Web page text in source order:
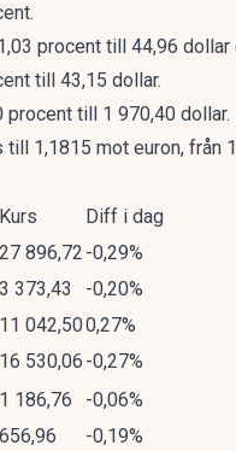
procent till 44,96 dollar
till 43,15 dollar.
till 1 970,40 dollar.
1,1815 mot euron, från
Kurs
Diff i dag
27 896,72 -0,29%
3 373,43
-0,20%
11 042,500,27%
16 530,06 -0,27%
1 186,76
-0,06%
656,96
-0,19%